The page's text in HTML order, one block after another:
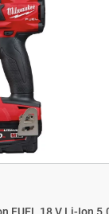
FUEL 18 V Li-Ion